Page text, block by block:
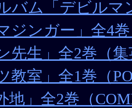
バム「デビルマ
ジンガー」全4
先生」全2巻（
教室」全1巻（
地」全2巻（